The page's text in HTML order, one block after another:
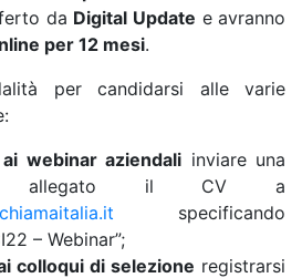
da Digital Update e avranno
per 12 mesi.
per candidarsi alle varie
webinar aziendali inviare una
allegato il CV a
specificando
– Webinar”;
colloqui di selezione registrarsi